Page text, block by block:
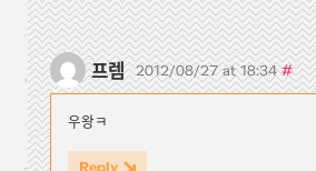
프렘 2012/08/27 at 18:34#
우왕ㅋ